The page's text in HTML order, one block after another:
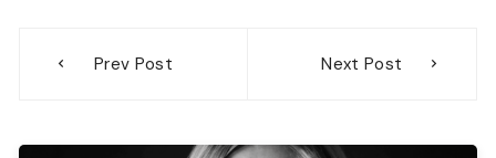
Prev Post Next Post